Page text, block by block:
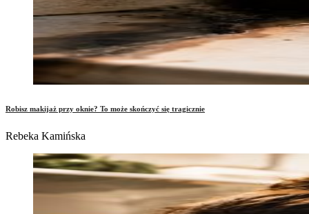
Robisz makijaż przy oknie? To może skończyć się tragicznie
Rebeka Kamińska